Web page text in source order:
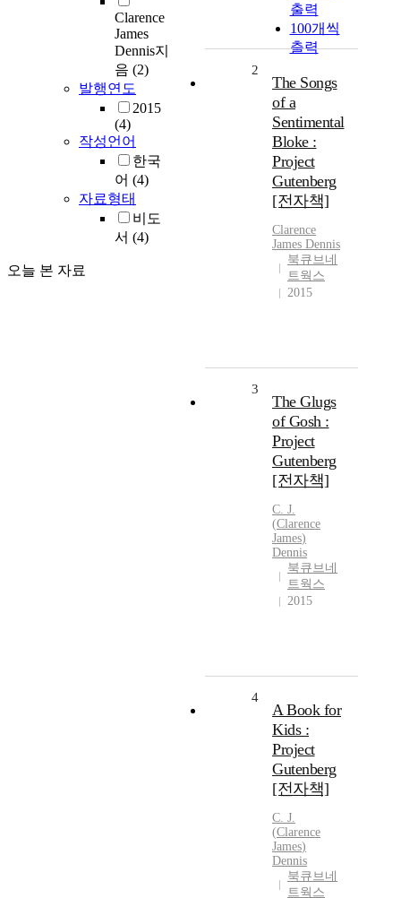
Clarence
James
Dennis지
음 (2)
발행연도
2015
(4)
작성언어
한국
어 (4)
자료형태
비도
서 (4)
오늘 본 자료
출력
100개씩
출력
2
The Songs
of a
Sentimental
Bloke :
Project
Gutenberg
[전자책]
Clarence
James Dennis
북큐브네
트웍스
2015
3
The Glugs
of Gosh :
Project
Gutenberg
[전자책]
C. J.
(Clarence
James)
Dennis
북큐브네
트웍스
2015
4
A Book for
Kids :
Project
Gutenberg
[전자책]
C. J.
(Clarence
James)
Dennis
북큐브네
트웍스